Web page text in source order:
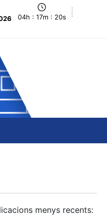
04h : 17m : 21s
menys recents: